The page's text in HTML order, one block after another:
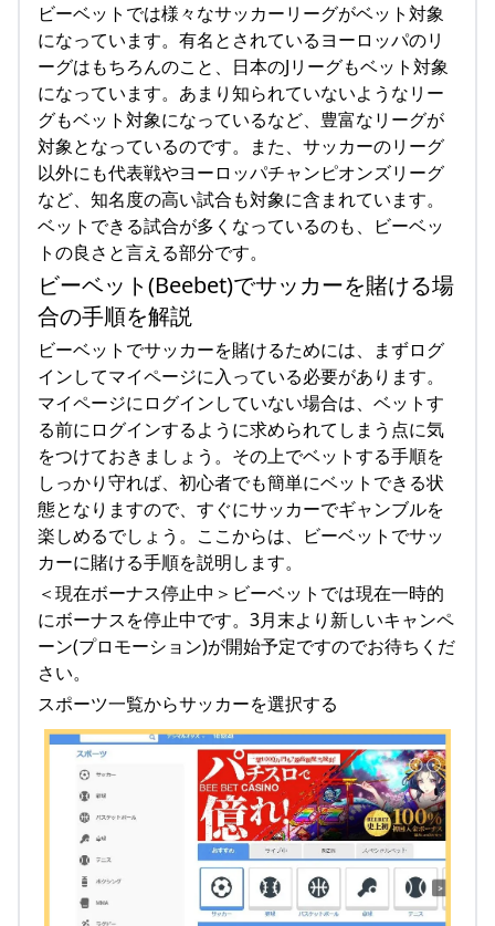
ビーベットでは様々なサッカーリーグがベット対象
になっています。有名とされているヨーロッパのリ
ーグはもちろんのこと、日本のJリーグもベット対象
になっています。あまり知られていないようなリー
グもベット対象になっているなど、豊富なリーグが
対象となっているのです。また、サッカーのリーグ
以外にも代表戦やヨーロッパチャンピオンズリーグ
など、知名度の高い試合も対象に含まれています。
ベットできる試合が多くなっているのも、ビーベッ
トの良さと言える部分です。
ビーベット(Beebet)でサッカーを賭ける場
合の手順を解説
ビーベットでサッカーを賭けるためには、まずログ
インしてマイページに入っている必要があります。
マイページにログインしていない場合は、ベットす
る前にログインするように求められてしまう点に気
をつけておきましょう。その上でベットする手順を
しっかり守れば、初心者でも簡単にベットできる状
態となりますので、すぐにサッカーでギャンブルを
楽しめるでしょう。ここからは、ビーベットでサッ
カーに賭ける手順を説明します。
＜現在ボーナス停止中＞ビーベットでは現在一時的
にボーナスを停止中です。3月末より新しいキャンペ
ーン(プロモーション)が開始予定ですのでお待ちくだ
さい。
スポーツ一覧からサッカーを選択する